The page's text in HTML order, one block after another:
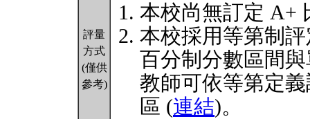
評量
方式
(僅供
參考)
本校尚無訂定 A+
本校採用等第制
百分制分數區間
教師可依等第定
區 (連結)。